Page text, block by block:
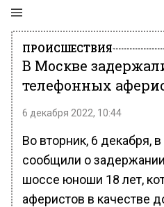
ПРОИСШЕСТВИЯ
В Москве
телефонных
6 декабря 2022, 10:44
Во вторник, 6 декабря,
сообщили о
шоссе юноши 18 лет,
аферистов в качестве